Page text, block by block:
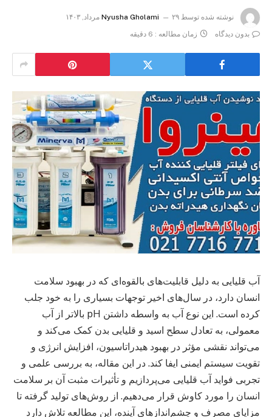
نوشته شده توسط Nyusha Gholami
۲۹ مرداد, ۱۴۰۳
بدون دیدگاه
زمان مطالعه : 6 دقیقه
آب قلیایی به دلیل قابلیت‌های بالقوه‌ای که در بهبود سلامت
انسان دارد، در سال‌های اخیر توجهات بسیاری را به خود جلب
کرده است. این نوع آب به واسطه داشتن pH بالاتر از آب
معمولی، به تعادل سطح اسید و قلیایی بدن کمک می‌کند و
می‌تواند نقشی مؤثر در بهبود هیدراتاسیون، افزایش انرژی و
تقویت سیستم ایمنی ایفا کند. در این مقاله، به بررسی علمی و
تجربی فواید آب قلیایی می‌پردازیم و تأثیرات مثبت آن بر سلامت
انسان را مورد کاوش قرار می‌دهیم. از روش‌های تولید گرفته تا
مزایای مصرف و چشم‌اندازهای آینده، این مطالعه تلاش دارد